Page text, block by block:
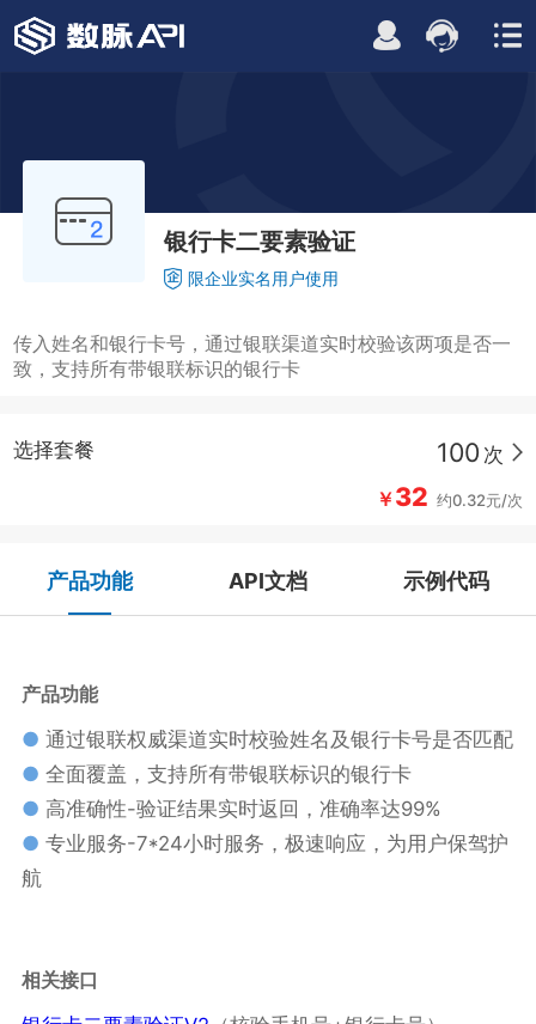
银行卡二要素验证
限企业实名用户使用
传入姓名和银行卡号，通过银联渠道实时校验该两项是否一
致，支持所有带银联标识的银行卡
选择套餐 100 次
￥32 约0.32元/次
产品功能 API文档 示例代码
产品功能
● 通过银联权威渠道实时校验姓名及银行卡号是否匹配
● 全面覆盖，支持所有带银联标识的银行卡
● 高准确性-验证结果实时返回，准确率达99%
● 专业服务-7*24小时服务，极速响应，为用户保驾护
航
相关接口